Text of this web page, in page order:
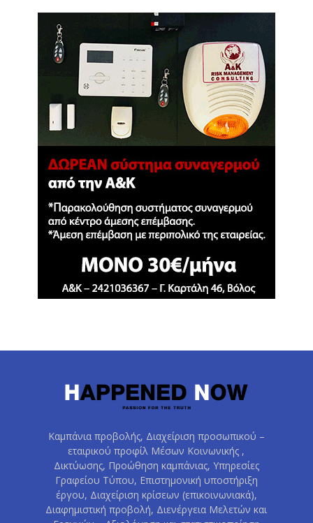
Καμπάνια προβολής, Διαχείριση προσωπικού –
εταιρικού προφίλ Μέσων Κοινωνικής ,
Δικτύωσης, Προώθηση καμπάνιας, Υπηρεσίες
Γραφείου Τύπου, Επιστημονική υποστήριξη
έργου, Διαχείριση κρίσεων (επικοινωνιακά),
Διαφημιστική προβολή, Διενέργεια Μελετών και